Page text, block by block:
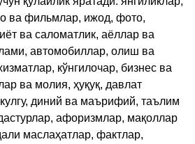
ва фильмлар, ижод, фото,
ва саломатлик, аёллар ва
автомобиллар, олиш ва
кўнгилочар, бизнес ва
ва молия, ҳуқуқ, давлат
диний ва маърифий, таълим
афоризмлар, мақоллар
маслаҳатлар, фактлар,